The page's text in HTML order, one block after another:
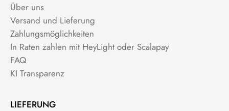
Über uns
Versand und Lieferung
Zahlungsmöglichkeiten
In Raten zahlen mit HeyLight oder Scalapay
FAQ
KI Transparenz
LIEFERUNG